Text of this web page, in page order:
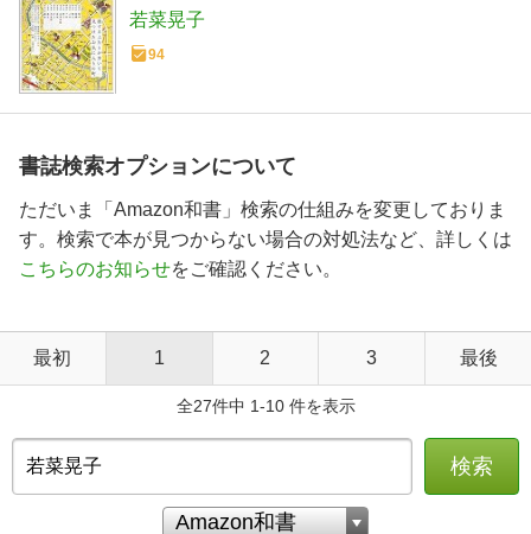
若菜晃子
94
書誌検索オプションについて
ただいま「Amazon和書」検索の仕組みを変更しておりま
す。検索で本が見つからない場合の対処法など、詳しくは
こちらのお知らせをご確認ください。
最初 1 2 3 最後
全27件中 1-10 件を表示
検索